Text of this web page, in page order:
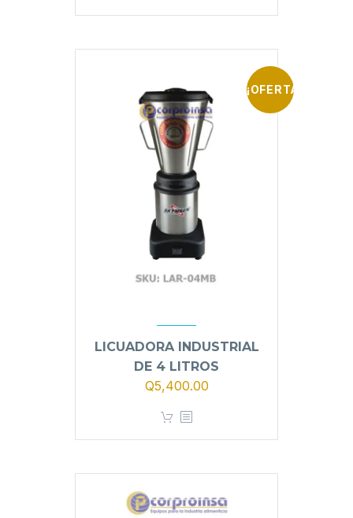
¡OFERTA!
LICUADORA INDUSTRIAL
DE 4 LITROS
El
original
era:
Q5,400.00El
es: